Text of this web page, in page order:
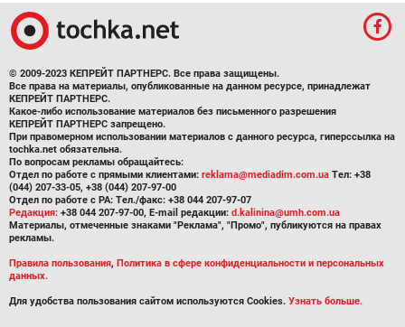
© 2009-2023 КЕПРЕЙТ ПАРТНЕРС. Все права защищены.
Все права на материалы, опубликованные на данном ресурсе, принадлежат
КЕПРЕЙТ ПАРТНЕРС.
Какое-либо использование материалов без письменного разрешения
КЕПРЕЙТ ПАРТНЕРС запрещено.
При правомерном использовании материалов с данного ресурса, гиперссылка на
tochka.net обязательна.
По вопросам рекламы обращайтесь:
Отдел по работе с прямыми клиентами: reklama@mediadim.com.ua Тел: +38
(044) 207-33-05, +38 (044) 207-97-00
Отдел по работе с РА: Тел./факс: +38 044 207-97-07
Редакция: +38 044 207-97-00, E-mail редакции: d.kalinina@umh.com.ua
Материалы, отмеченные знаками "Реклама", "Промо", публикуются на правах
рекламы.
Правила пользования, Политика в сфере конфиденциальности и персональных
данных.
Для удобства пользования сайтом используются Cookies. Узнать больше.